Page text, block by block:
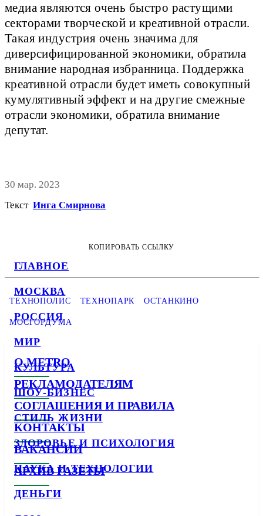
ГЛАВНОЕ
МОСКВА
РОССИЯ
МИР
КУЛЬТУРА
ШОУ-БИЗНЕС
СТИЛЬ ЖИЗНИ
ЗДОРОВЬЕ И ПСИХОЛОГИЯ
НАУКА И ТЕХНОЛОГИИ
ДЕНЬГИ
медиа являются очень быстро растущими
секторами творческой и креативной отрасли.
Такая индустрия очень значима для
диверсифицированной экономики, обратила
внимание народная избранница. Поддержка
креативной отрасли будет иметь совокупный
кумулятивный эффект и на другие смежные
отрасли экономики, обратила внимание
депутат.
30 мар. 2023
Текст Инга Смирнова
КОПИРОВАТЬ ССЫЛКУ
ТЕХНОПОЛИС ТЕХНОПАРК ОСТАНКИНО
МОСГОРДУМА
О METRO
РЕКЛАМОДАТЕЛЯМ
СОГЛАШЕНИЯ И ПРАВИЛА
КОНТАКТЫ
ВАКАНСИИ
АРХИВ ГАЗЕТЫ